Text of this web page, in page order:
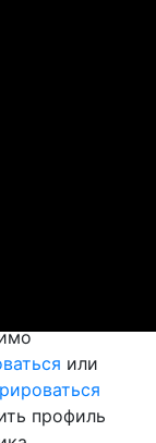
или
профиль